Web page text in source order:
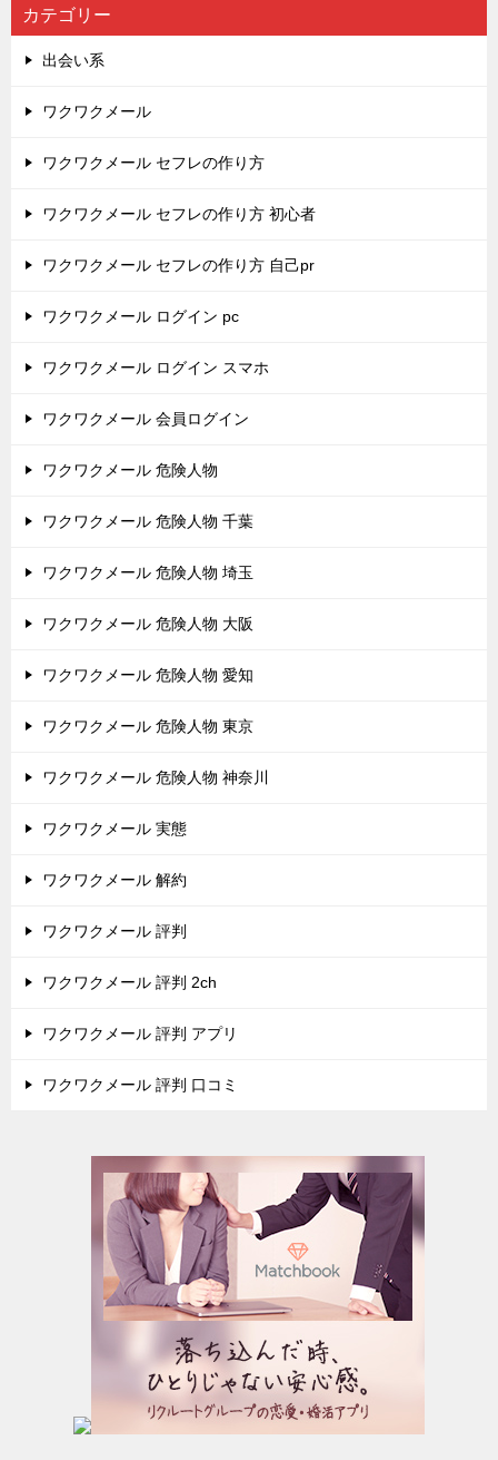
カテゴリー
出会い系
ワクワクメール
ワクワクメール セフレの作り方
ワクワクメール セフレの作り方 初心者
ワクワクメール セフレの作り方 自己pr
ワクワクメール ログイン pc
ワクワクメール ログイン スマホ
ワクワクメール 会員ログイン
ワクワクメール 危険人物
ワクワクメール 危険人物 千葉
ワクワクメール 危険人物 埼玉
ワクワクメール 危険人物 大阪
ワクワクメール 危険人物 愛知
ワクワクメール 危険人物 東京
ワクワクメール 危険人物 神奈川
ワクワクメール 実態
ワクワクメール 解約
ワクワクメール 評判
ワクワクメール 評判 2ch
ワクワクメール 評判 アプリ
ワクワクメール 評判 口コミ